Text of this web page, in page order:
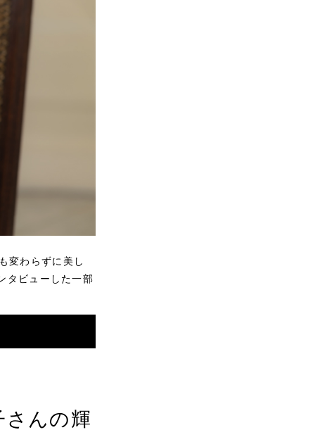
変わらずに美し
タビューした一部
んの輝